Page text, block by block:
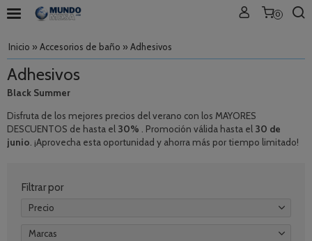
0
Inicio » Accesorios de baño » Adhesivos
Adhesivos
Black Summer
Disfruta de los mejores precios del verano con los MAYORES
DESCUENTOS de hasta el 30% . Promoción válida hasta el 30 de
junio . ¡Aprovecha esta oportunidad y ahorra más por tiempo limitado!
Filtrar por
Precio
Marcas